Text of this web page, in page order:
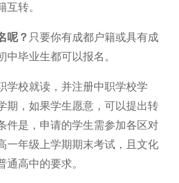
转。
呢？ 只要你有成都户籍或具有成
中毕业生都可以报名。
学校就读，并注册中职学校学
期，如果学生愿意，可以提出转
件是，申请的学生需参加各区对
一年级上学期期末考试，且文化
通高中的要求。